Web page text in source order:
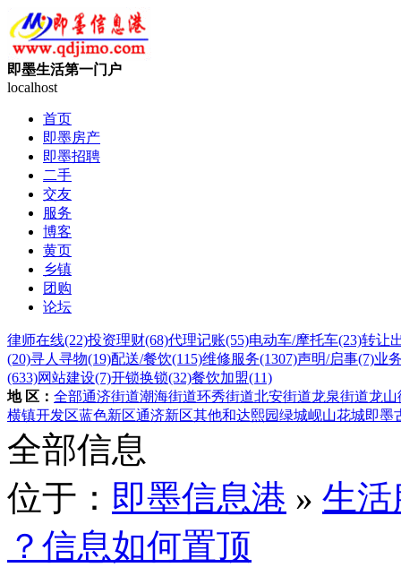
即墨生活第一门户
localhost
首页
即墨房产
即墨招聘
二手
交友
服务
博客
黄页
乡镇
团购
论坛
律师在线(22)投资理财(68)代理记账(55)电动车/摩托车(23)转让
(20)寻人寻物(19)配送/餐饮(115)维修服务(1307)声明/启事(7)业
(633)网站建设(7)开锁换锁(32)餐饮加盟(11)
地 区： 全部通济街道潮海街道环秀街道北安街道龙泉街道龙山
横镇开发区蓝色新区通济新区其他和达熙园绿城岘山花城即墨
全部信息
位于： 即墨信息港 » 生活
？信息如何置顶